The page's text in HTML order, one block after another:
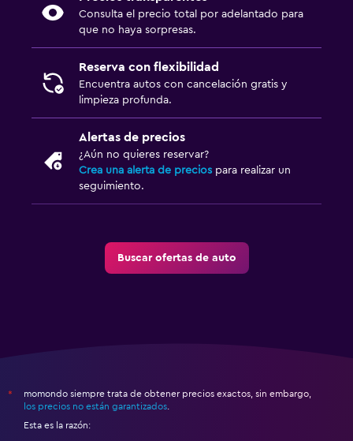
Consulta el precio total por adelantado para
que no haya sorpresas.
Reserva con flexibilidad
Encuentra autos con cancelación gratis y
limpieza profunda.
Alertas de precios
¿Aún no quieres reservar?
Crea una alerta de precios para realizar un
seguimiento.
Buscar ofertas de auto
*
momondo siempre trata de obtener precios exactos, sin embargo,
los precios no están garantizados.
Esta es la razón: